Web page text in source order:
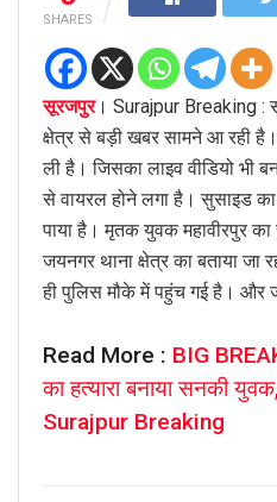
SHARES
सूरजपुर। Surajpur Breaking :
क्षेत्र से बड़ी खबर सामने आ रही
ली है। जिसका लाइव वीडियो भी
से वायरल होने लगा है। सुसाइड
पाया है। मृतक युवक महावीरपुर का
जयनगर थाना क्षेत्र का बताया जा
ही पुलिस मौके में पहुंच गई है। और
Read More : BIG
का हत्यारा बनाया सनकी
Surajpur Breaking